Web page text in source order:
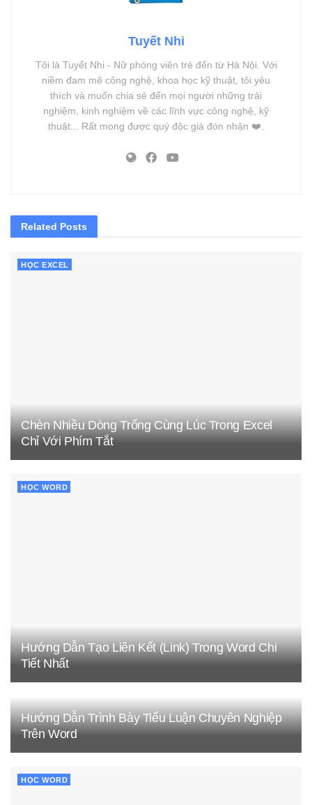
Tuyết Nhi
Tôi là Tuyết Nhi - Nữ phóng viên trẻ đến từ Hà Nội. Với
niềm đam mê công nghệ, khoa học kỹ thuật, tôi yêu
thích và muốn chia sẻ đến mọi người những trải
nghiệm, kinh nghiệm về các lĩnh vực công nghệ, kỹ
thuật... Rất mong được quý độc giả đón nhận ❤️.
Related Posts
HỌC EXCEL
Chèn Nhiều Dòng Trống Cùng Lúc Trong Excel
Chỉ Với Phím Tắt
HỌC WORD
Hướng Dẫn Tạo Liên Kết (Link) Trong Word Chi
Tiết Nhất
Hướng Dẫn Trình Bày Tiểu Luận Chuyên Nghiệp
Trên Word
HỌC WORD